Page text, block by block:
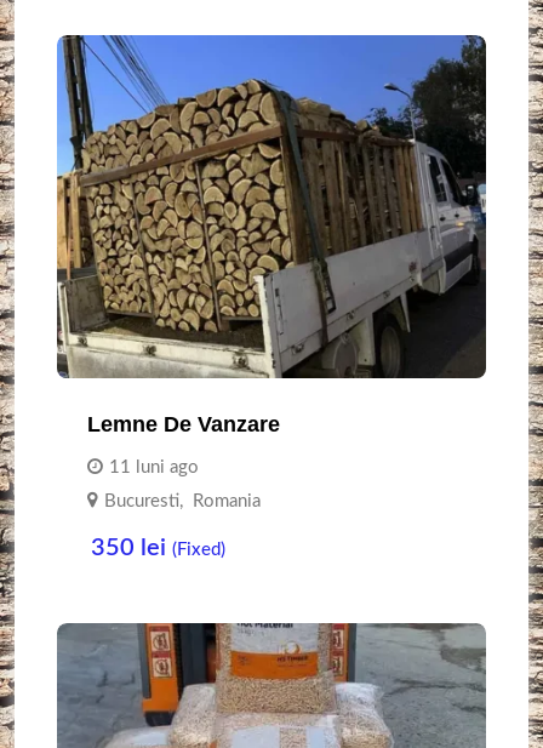
Lemne De Vanzare
11 luni ago
Bucuresti, Romania
350 lei (Fixed)